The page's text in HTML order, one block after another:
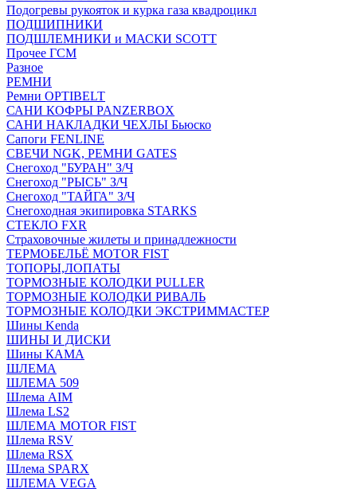
Подогревы рукояток и курка газа квадроцикл
ПОДШИПНИКИ
ПОДШЛЕМНИКИ и МАСКИ SCOTT
Прочее ГСМ
Разное
РЕМНИ
Ремни OPTIBELT
САНИ КОФРЫ PANZERBOX
САНИ НАКЛАДКИ ЧЕХЛЫ Бьюско
Сапоги FENLINE
СВЕЧИ NGK, РЕМНИ GATES
Снегоход "БУРАН" З/Ч
Снегоход "РЫСЬ" З/Ч
Снегоход "ТАЙГА" З/Ч
Снегоходная экипировка STARKS
СТЕКЛО FXR
Страховочные жилеты и принадлежности
ТЕРМОБЕЛЬЁ MOTOR FIST
ТОПОРЫ,ЛОПАТЫ
ТОРМОЗНЫЕ КОЛОДКИ PULLER
ТОРМОЗНЫЕ КОЛОДКИ РИВАЛЬ
ТОРМОЗНЫЕ КОЛОДКИ ЭКСТРИММАСТЕР
Шины Kenda
ШИНЫ И ДИСКИ
Шины КАМА
ШЛЕМА
ШЛЕМА 509
Шлема AIM
Шлема LS2
ШЛЕМА MOTOR FIST
Шлема RSV
Шлема RSX
Шлема SPARX
ШЛЕМА VEGA